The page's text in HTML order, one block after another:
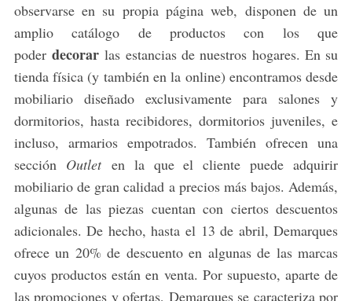
observarse en su propia página web, disponen de un
amplio catálogo de productos con los que
poderdecorarlas estancias de nuestros hogares. En su
tienda física (y también en la online) encontramos desde
mobiliario diseñado exclusivamente para salones y
dormitorios, hasta recibidores, dormitorios juveniles, e
incluso, armarios empotrados. También ofrecen una
sección Outlet en la que el cliente puede adquirir
mobiliario de gran calidad a precios más bajos. Además,
algunas de las piezas cuentan con ciertos descuentos
adicionales. De hecho, hasta el 13 de abril, Demarques
ofrece un 20% de descuento en algunas de las marcas
cuyos productos están en venta. Por supuesto, aparte de
las promociones y ofertas, Demarques se caracteriza por